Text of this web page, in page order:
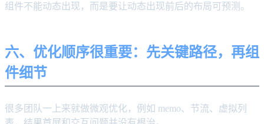
组件不能动态出现，而是要让动态出现前后的布局可预测。
六、优化顺序很重要：先关键路径，再组
件细节
很多团队一上来就做微观优化，例如 memo、节流、虚拟列